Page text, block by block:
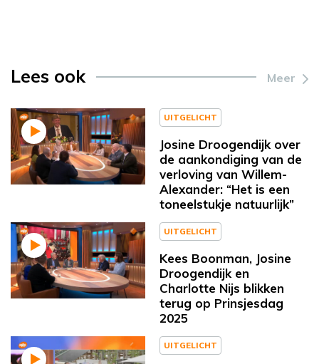
Lees ook Meer
UITGELICHT
Josine Droogendijk over
de aankondiging van de
verloving van Willem-
Alexander: “Het is een
toneelstukje natuurlijk”
UITGELICHT
Kees Boonman, Josine
Droogendijk en
Charlotte Nijs blikken
terug op Prinsjesdag
2025
UITGELICHT